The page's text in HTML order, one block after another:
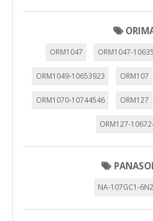
ORM1047 ORM1047-
ORM1049-10653923 ORM107
ORM1070-10744546 ORM127
ORM127-
NA-107GC1-